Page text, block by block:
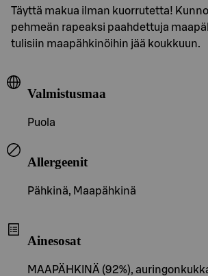
Täyttä makua ilman kuorrutetta!
pehmeän rapeaksi paahdettuja
tulisiin maapähkinöihin jää koukkuun.
Valmistusmaa
Puola
Allergeenit
Pähkinä, Maapähkinä
Ainesosat
MAAPÄHKINÄ (92%),